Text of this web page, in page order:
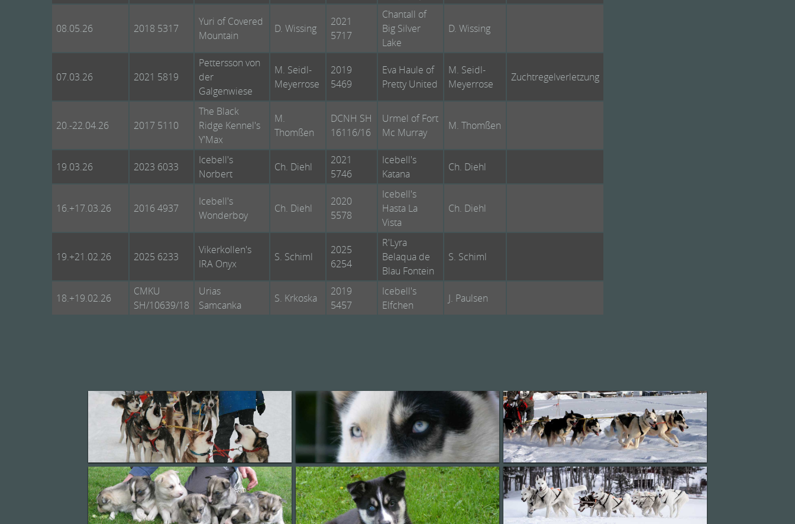
08.05.26 2018 5317
Yuri of Covered
Mountain
D. Wissing
2021
5717
Chantall of
Big Silver
Lake
D. Wissing
07.03.26 2021 5819
Pettersson von
der
Galgenwiese
M. Seidl-
Meyerrose
2019
5469
Eva Haule of
Pretty United
M. Seidl-
Meyerrose
Zuchtregelverletzung
20.-22.04.26 2017 5110
The Black
Ridge Kennel's
Y'Max
M.
Thomßen
DCNH SH
16116/16
Urmel of Fort
Mc Murray
M. Thomßen
19.03.26 2023 6033
Icebell's
Norbert
Ch. Diehl
2021
5746
Icebell's
Katana
Ch. Diehl
16.+17.03.26 2016 4937
Icebell's
Wonderboy
Ch. Diehl
2020
5578
Icebell's
Hasta La
Vista
Ch. Diehl
19.+21.02.26 2025 6233
Vikerkollen's
IRA Onyx
S. Schiml
2025
6254
R'Lyra
Belaqua de
Blau Fontein
S. Schiml
18.+19.02.26
CMKU
SH/10639/18
Urias
Samcanka
S. Krkoska
2019
5457
Icebell's
Elfchen
J. Paulsen